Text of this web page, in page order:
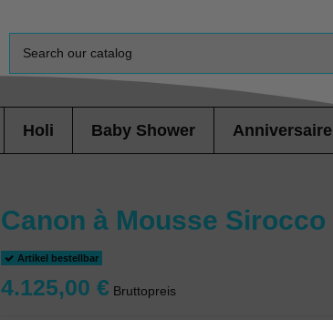
Holi Baby Shower Anniversaire
Canon à Mousse Sirocco
Artikel bestellbar
4.125,00 € Bruttopreis